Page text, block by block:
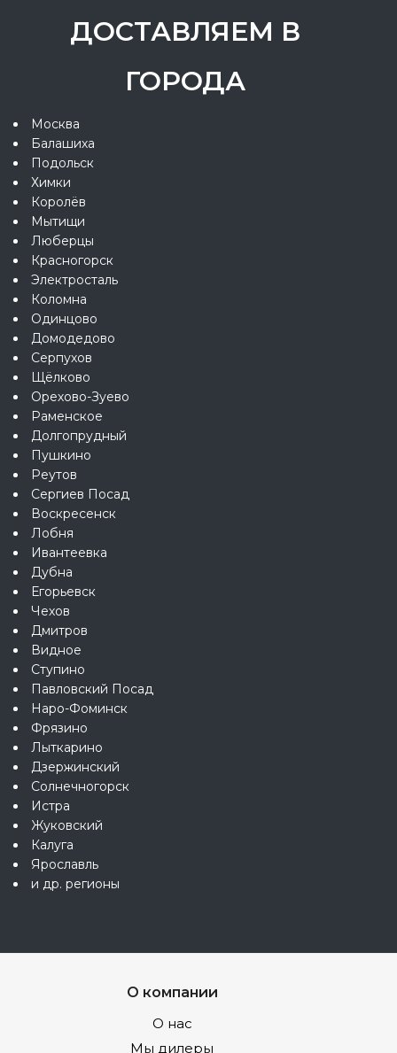
ДОСТАВЛЯЕМ В
ГОРОДА
Москва
Балашиха
Подольск
Химки
Королёв
Мытищи
Люберцы
Красногорск
Электросталь
Коломна
Одинцово
Домодедово
Серпухов
Щёлково
Орехово-Зуево
Раменское
Долгопрудный
Пушкино
Реутов
Сергиев Посад
Воскресенск
Лобня
Ивантеевка
Дубна
Егорьевск
Чехов
Дмитров
Видное
Ступино
Павловский Посад
Наро-Фоминск
Фрязино
Лыткарино
Дзержинский
Солнечногорск
Истра
Жуковский
Калуга
Ярославль
и др. регионы
О компании
О нас
Мы дилеры